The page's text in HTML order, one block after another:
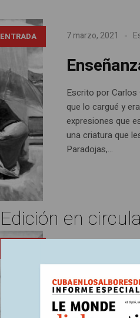
ENTRADA 7 marzo, 2021
Escrito por Carlos
que lo cargué y
expresiones que
una criatura que
Paradojas,...
Avance
política
Edición en